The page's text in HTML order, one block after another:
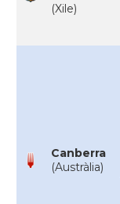
(Xile)
Canberra
(Austràlia)